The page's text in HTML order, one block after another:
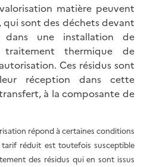
matière peuvent
qui sont des déchets devant
une installation de
thermique de
Ces résidus sont
réception dans cette
à la composante de
répond à certaines conditions
réduit est toutefois susceptible
des résidus qui en sont issus